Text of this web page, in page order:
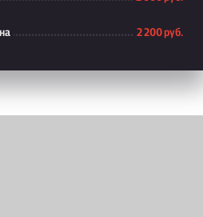
2 200 руб.